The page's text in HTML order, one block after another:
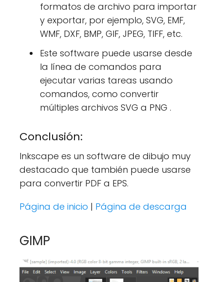
formatos de archivo para importar
y exportar, por ejemplo, SVG, EMF,
WMF, DXF, BMP, GIF, JPEG, TIFF, etc.
Este software puede usarse desde
la línea de comandos para
ejecutar varias tareas usando
comandos, como convertir
múltiples archivos SVG a PNG .
Conclusión:
Inkscape es un software de dibujo muy
destacado que también puede usarse
para convertir PDF a EPS.
Página de inicio | Página de descarga
GIMP